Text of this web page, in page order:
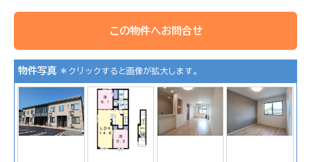
この物件へお問合せ
物件写真 ＊クリックすると画像が拡大します。